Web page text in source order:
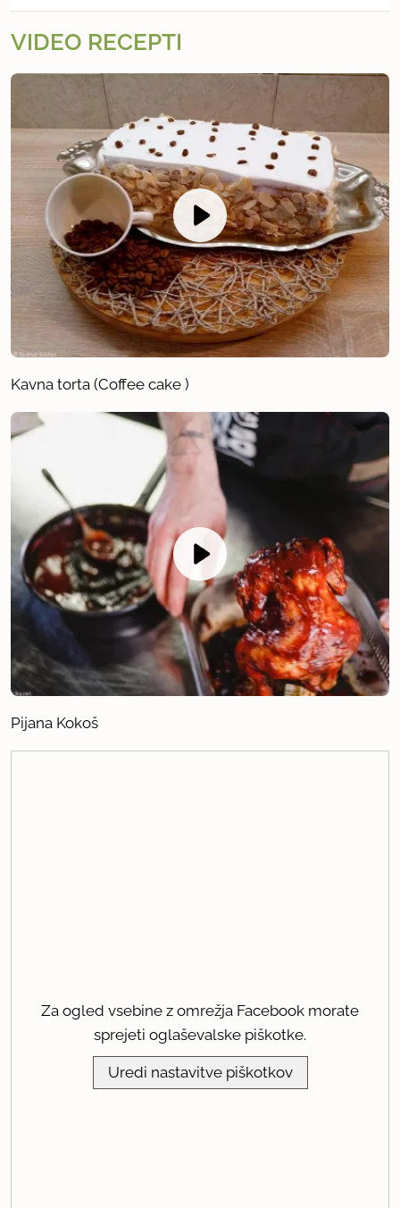
VIDEO RECEPTI
Kavna torta (Coffee cake )
Pijana Kokoš
Za ogled vsebine z omrežja Facebook morate
sprejeti oglaševalske piškotke.
Uredi nastavitve piškotkov